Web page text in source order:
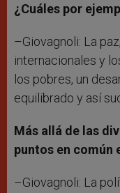
¿Cuáles por
–Giovagnoli: La
internacionales y
los pobres, un
equilibrado y así
Más allá de las
puntos en común
–Giovagnoli: La